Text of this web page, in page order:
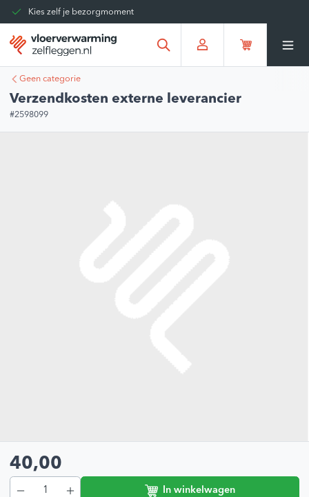
Kies zelf je bezorgmoment
Tot 30 dagen terug te sturen
Gratis verzending vanaf
€375,00*
Geen categorie
Verzendkosten externe leverancier
#2598099
40,00
In winkelwagen